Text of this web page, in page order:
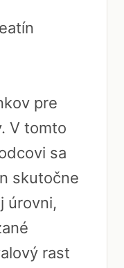
pre
V tomto
sa
skutočne
úrovni,
rast